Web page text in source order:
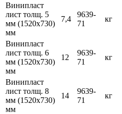
Винипласт
лист толщ. 5
мм (1520х730)
мм
7,4
9639-
71
кг
Винипласт
лист толщ. 6
мм (1520х730)
мм
12
9639-
71
кг
Винипласт
лист толщ. 8
мм (1520х730)
мм
14
9639-
71
кг